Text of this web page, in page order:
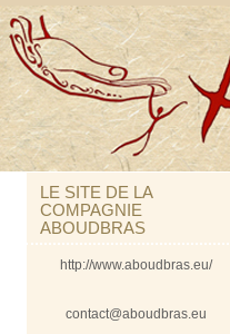
LE SITE DE LA
COMPAGNIE
ABOUDBRAS
http://www.aboudbras.eu/
contact@aboudbras.eu